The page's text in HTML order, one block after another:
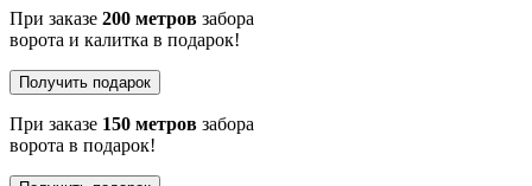
При заказе 200 метров забора
ворота и калитка в подарок!
Получить подарок
При заказе 150 метров забора
ворота в подарок!